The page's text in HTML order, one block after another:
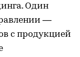
Один
—
с продукцией